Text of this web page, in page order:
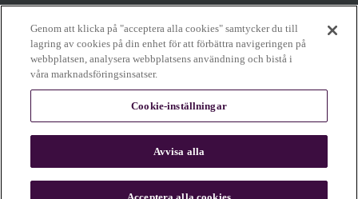
Support
Om Sage
En del av innehållet på denna webbplats har skapats eller förfinats med
hjälp av AI. Våra produkter, mat och kaffebilder återspeglar verkliga resultat.
Läs mer
Genom att klicka på "acceptera alla cookies" samtycker du till
lagring av cookies på din enhet för att förbättra navigeringen på
webbplatsen, analysera webbplatsens användning och bistå i
våra marknadsföringsinsatser.
Cookie-inställningar
Avvisa alla